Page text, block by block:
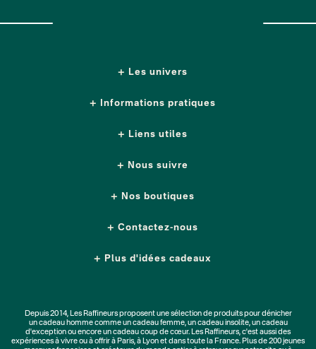
Les univers
Informations pratiques
Liens utiles
Nous suivre
Nos boutiques
Contactez-nous
Plus d'idées cadeaux
Depuis 2014, Les Raffineurs proposent une sélection de produits pour dénicher
uncadeau hommecomme un cadeau femme, uncadeau insolite, uncadeau
d'exceptionou encore un cadeau coup de cœur. Les Raffineurs, c'est aussi des
expériences à vivreou à offrir à Paris, à Lyon et dans toute la France. Plus de200 jeunes